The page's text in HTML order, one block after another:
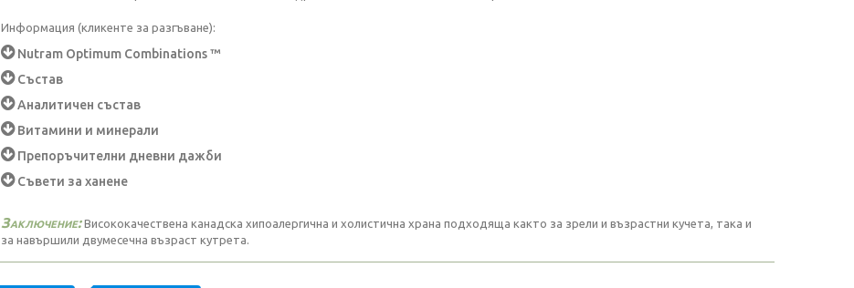
Информация (кликенте за разгъване):
Nutram Optimum Combinations ™
Състав
Аналитичен състав
Витамини и минерали
Препоръчителни дневни дажби
Съвети за ханене
Заключение:Висококачествена канадска хипоалергична и холистична храна подходяща както за зрели и възрастни кучета, така и
за навършили двумесечна възраст кутрета.